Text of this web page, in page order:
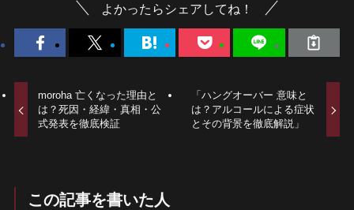
よかったらシェアしてね！
moroha 亡くなった理由と
は？死因・経緯・真相・公
式発表を徹底検証
「ハングオーバー 意味と
は？アルコールによる症状
とその背景を徹底解説」
この記事を書いた人